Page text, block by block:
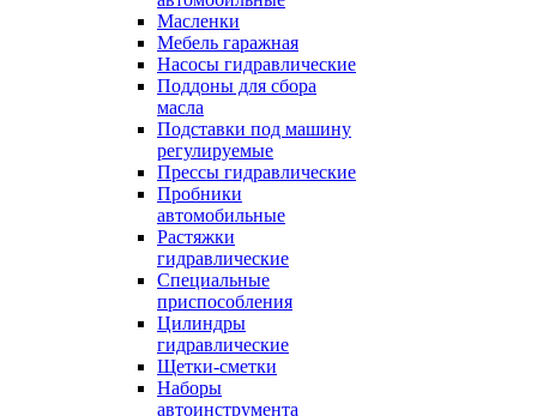
Масленки
Мебель гаражная
Насосы гидравлические
Поддоны для сбора
масла
Подставки под машину
регулируемые
Прессы гидравлические
Пробники
автомобильные
Растяжки
гидравлические
Специальные
приспособления
Цилиндры
гидравлические
Щетки-сметки
Наборы
автоинструмента